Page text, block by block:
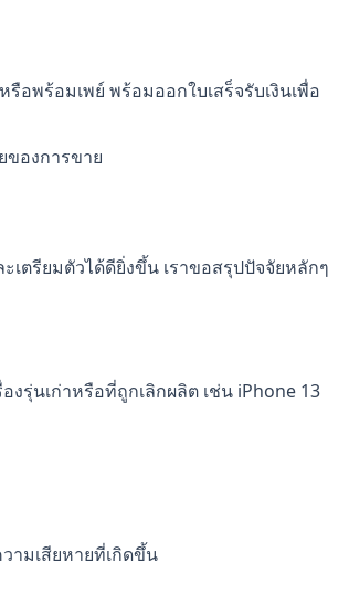
อพร้อมเพย์ พร้อมออกใบเสร็จรับเงินเพื่อ
ของการขาย
ตรียมตัวได้ดียิ่งขึ้น เราขอสรุปปัจจัยหลักๆ
รุ่นเก่าหรือที่ถูกเลิกผลิต เช่น iPhone 13
ามเสียหายที่เกิดขึ้น